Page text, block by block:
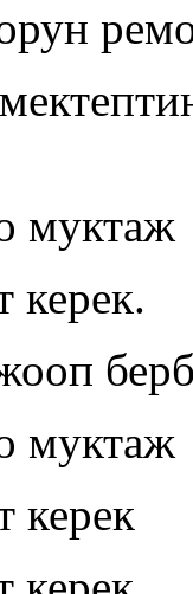
муктаж
керек.
муктаж
керек